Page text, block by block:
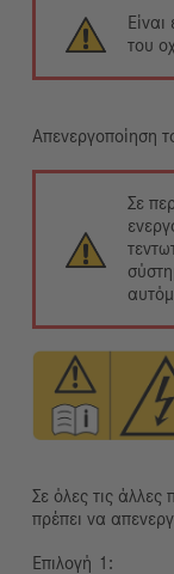
του
Απενεργοποίηση
Σε
Σε όλες τις
πρέπει να
Επιλογή